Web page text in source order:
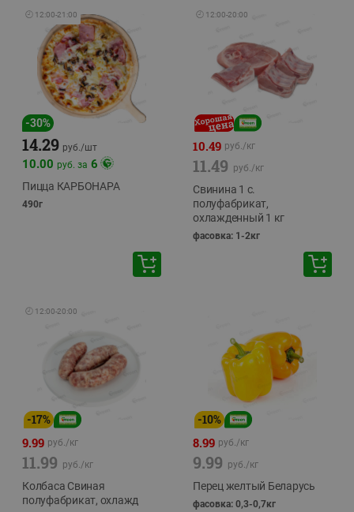
🕘 12:00-21:00
-30%
14.29 руб./шт
10.00 руб. за 6
Пицца КАРБОНАРА
490г
🕘 12:00-20:00
10.49 руб./кг
11.49 руб./кг
Свинина 1 с.
полуфабрикат,
охлажденный 1 кг
фасовка: 1-2кг
🕘 12:00-20:00
-17%
9.99 руб./кг
11.99 руб./кг
Колбаса Свиная
полуфабрикат, охлажд
-10%
8.99 руб./кг
9.99 руб./кг
Перец желтый Беларусь
фасовка: 0,3-0,7кг